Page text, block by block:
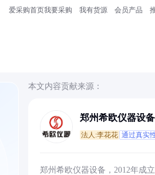
爱采购首页我要采购 我有货源 会员产品
本文内容贡献来源：
郑州希欧仪器设
法人:李花花 通过真实
郑州希欧仪器设备，2012年成